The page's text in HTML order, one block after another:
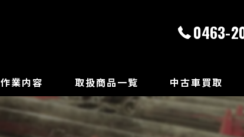
0463-
作業内容 取扱商品一覧 中古車買取